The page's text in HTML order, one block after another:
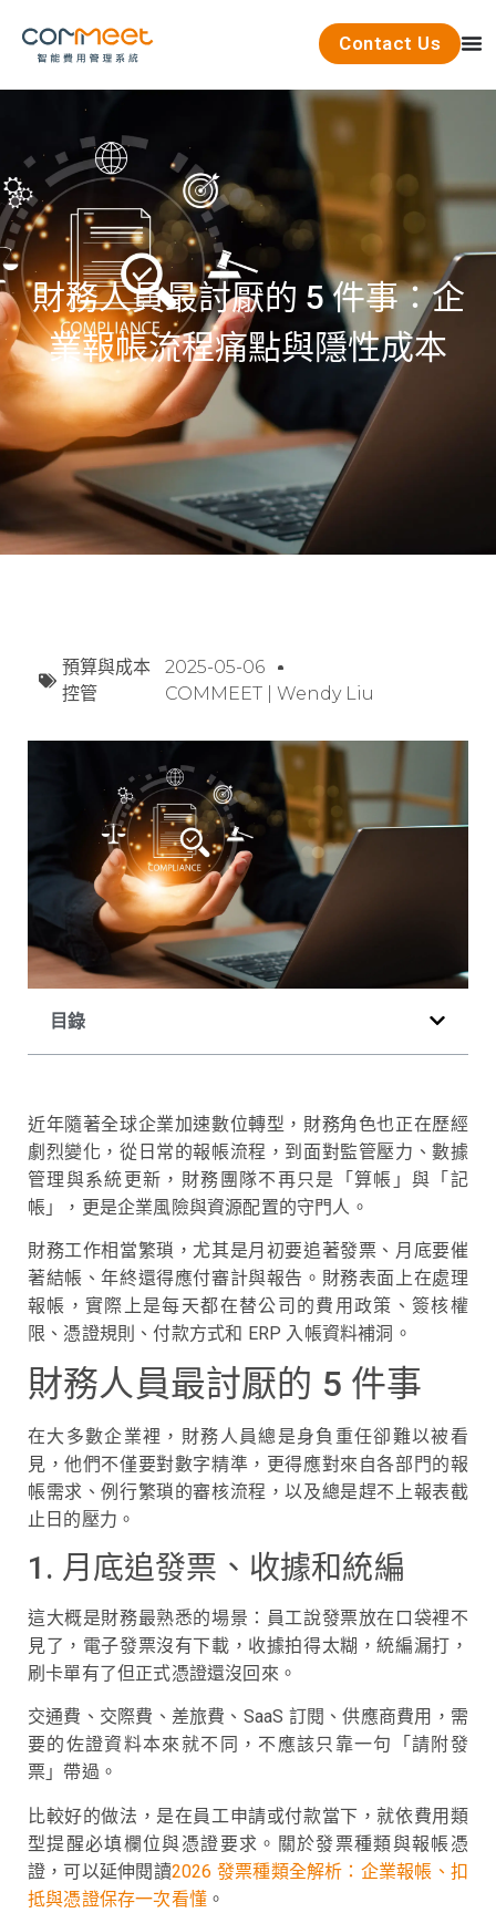
Contact Us
財務人員最討厭的 5 件事：企
業報帳流程痛點與隱性成本
預算與成本
控管
2025-05-06
COMMEET | Wendy Liu
目錄
近年隨著全球企業加速數位轉型，財務角色也正在歷經
劇烈變化，從日常的報帳流程，到面對監管壓力、數據
管理與系統更新，財務團隊不再只是「算帳」與「記
帳」，更是企業風險與資源配置的守門人。
財務工作相當繁瑣，尤其是月初要追著發票、月底要催
著結帳、年終還得應付審計與報告。財務表面上在處理
報帳，實際上是每天都在替公司的費用政策、簽核權
限、憑證規則、付款方式和 ERP 入帳資料補洞。
財務人員最討厭的 5 件事
在大多數企業裡，財務人員總是身負重任卻難以被看
見，他們不僅要對數字精準，更得應對來自各部門的報
帳需求、例行繁瑣的審核流程，以及總是趕不上報表截
止日的壓力。
1. 月底追發票、收據和統編
這大概是財務最熟悉的場景：員工說發票放在口袋裡不
見了，電子發票沒有下載，收據拍得太糊，統編漏打，
刷卡單有了但正式憑證還沒回來。
交通費、交際費、差旅費、SaaS 訂閱、供應商費用，需
要的佐證資料本來就不同，不應該只靠一句「請附發
票」帶過。
比較好的做法，是在員工申請或付款當下，就依費用類
型提醒必填欄位與憑證要求。關於發票種類與報帳憑
證，可以延伸閱讀2026 發票種類全解析：企業報帳、扣
抵與憑證保存一次看懂 。